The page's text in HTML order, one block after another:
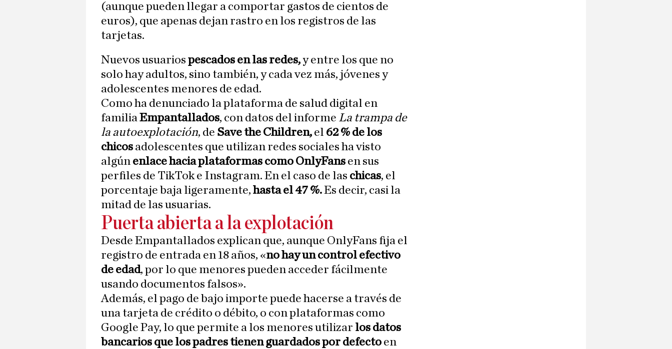
(aunque pueden llegar a comportar gastos de cientos de
euros), que apenas dejan rastro en los registros de las
tarjetas.
Nuevos usuarios pescados en las redes,y entre los que no
solo hay adultos, sino también, y cada vez más, jóvenes y
adolescentes menores de edad.
Como ha denunciado la plataforma de salud digital en
familiaEmpantallados, con datos del informe La trampa de
la autoexplotación, de Save the Children, el 62 % de los
chicos adolescentes que utilizan redes sociales ha visto
algún enlace hacia plataformas como OnlyFans en sus
perfiles de TikTok e Instagram. En el caso de las chicas, el
porcentaje baja ligeramente, hasta el 47 %.Es decir, casi la
mitad de las usuarias.
Puerta abierta a la explotación
Desde Empantallados explican que, aunque OnlyFans fija el
registro de entrada en 18 años, «no hay un control efectivo
de edad, por lo que menores pueden acceder fácilmente
usando documentos falsos».
Además, el pago de bajo importe puede hacerse a través de
una tarjeta de crédito o débito, o con plataformas como
Google Pay, lo que permite a los menores utilizar los datos
bancarios que los padres tienen guardados por defecto en